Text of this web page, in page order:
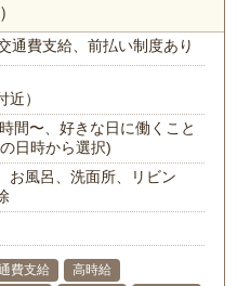
通費支給、前払い制度あり
近）
間〜、好きな日に働くこと
日時から選択)
お風呂、洗面所、リビン
費支給
高時給